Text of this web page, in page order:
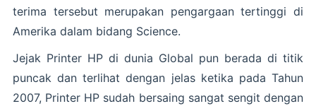
terima tersebut merupakan pengargaan tertinggi di
Amerika dalam bidang Science.
Jejak Printer HP di dunia Global pun berada di titik
puncak dan terlihat dengan jelas ketika pada Tahun
2007, Printer HP sudah bersaing sangat sengit dengan